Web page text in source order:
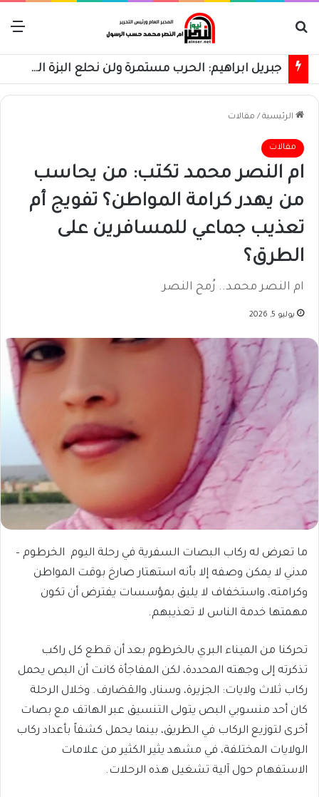
جبريل ابراهيم: الحرب مستمرة ولن نحلع البزة العسكرية حتى استعادة كامل البلاد
الرئيسية / مقالات
مقالات
ام النصر محمد تكتب: من يحاسب
من يهدر كرامة المواطن؟ تفويج أم
تعذيب جماعي للمسافرين على
الطرق؟
ام النصر محمد.. رُمح النصر
يوليو 5, 2026
ما تعرض له ركاب البصات السفرية في رحلة اليوم الخرطوم –
مدني لا يمكن وصفه إلا بأنه استهتار صارخ بوقت المواطن
وكرامته، واستخفاف لا يليق بمؤسسات يفترض أن تكون
مهمتها خدمة الناس لا تعذيبهم.
تحركنا من الميناء البري بالخرطوم بعد أن قطع كل راكب
تذكرته إلى وجهته المحددة، لكن المفاجأة كانت أن البص يحمل
ركاب ثلاث ولايات: الجزيرة، وسنار، والقضارف. وخلال الرحلة
كان أحد منسوبي البص يتولى التنسيق عبر الهاتف مع بصات
أخرى لتوزيع الركاب في الطريق، بينما يحمل كشفاً بأعداد ركاب
الولايات المختلفة، في مشهد يثير الكثير من علامات
الاستفهام حول آلية تشغيل هذه الرحلات.